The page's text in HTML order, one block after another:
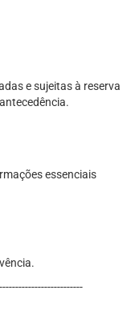
e sujeitas à reserva
essenciais